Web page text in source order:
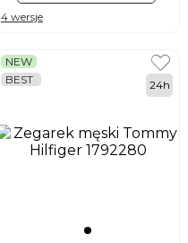
4 wersje
NEW
BEST
24h